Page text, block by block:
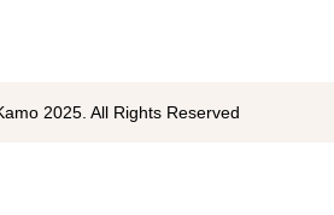
2025. All Rights Reserved